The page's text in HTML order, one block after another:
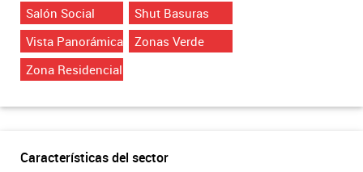
Salón Social
Shut Basuras
Vista Panorámica
Zonas Verde
Zona Residencial
Características del sector